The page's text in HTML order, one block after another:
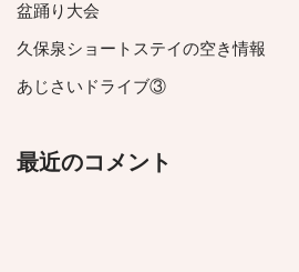
盆踊り大会
久保泉ショートステイの空き情報
あじさいドライブ③
最近のコメント